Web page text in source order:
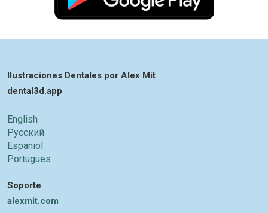
Ilustraciones Dentales por Alex Mit
dental3d.app
English
Русский
Espaniol
Portugues
Soporte
alexmit.com